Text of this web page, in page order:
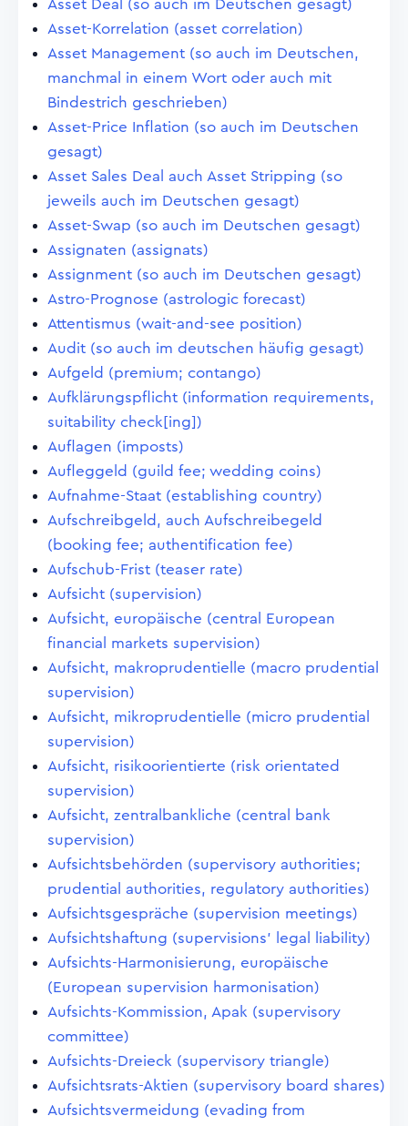
Asset Deal (so auch im Deutschen gesagt)
Asset-Korrelation (asset correlation)
Asset Management (so auch im Deutschen,
manchmal in einem Wort oder auch mit
Bindestrich geschrieben)
Asset-Price Inflation (so auch im Deutschen
gesagt)
Asset Sales Deal auch Asset Stripping (so
jeweils auch im Deutschen gesagt)
Asset-Swap (so auch im Deutschen gesagt)
Assignaten (assignats)
Assignment (so auch im Deutschen gesagt)
Astro-Prognose (astrologic forecast)
Attentismus (wait-and-see position)
Audit (so auch im deutschen häufig gesagt)
Aufgeld (premium; contango)
Aufklärungspflicht (information requirements,
suitability check[ing])
Auflagen (imposts)
Aufleggeld (guild fee; wedding coins)
Aufnahme-Staat (establishing country)
Aufschreibgeld, auch Aufschreibegeld
(booking fee; authentification fee)
Aufschub-Frist (teaser rate)
Aufsicht (supervision)
Aufsicht, europäische (central European
financial markets supervision)
Aufsicht, makroprudentielle (macro prudential
supervision)
Aufsicht, mikroprudentielle (micro prudential
supervision)
Aufsicht, risikoorientierte (risk orientated
supervision)
Aufsicht, zentralbankliche (central bank
supervision)
Aufsichtsbehörden (supervisory authorities;
prudential authorities, regulatory authorities)
Aufsichtsgespräche (supervision meetings)
Aufsichtshaftung (supervisions' legal liability)
Aufsichts-Harmonisierung, europäische
(European supervision harmonisation)
Aufsichts-Kommission, Apak (supervisory
committee)
Aufsichts-Dreieck (supervisory triangle)
Aufsichtsrats-Aktien (supervisory board shares)
Aufsichtsvermeidung (evading from